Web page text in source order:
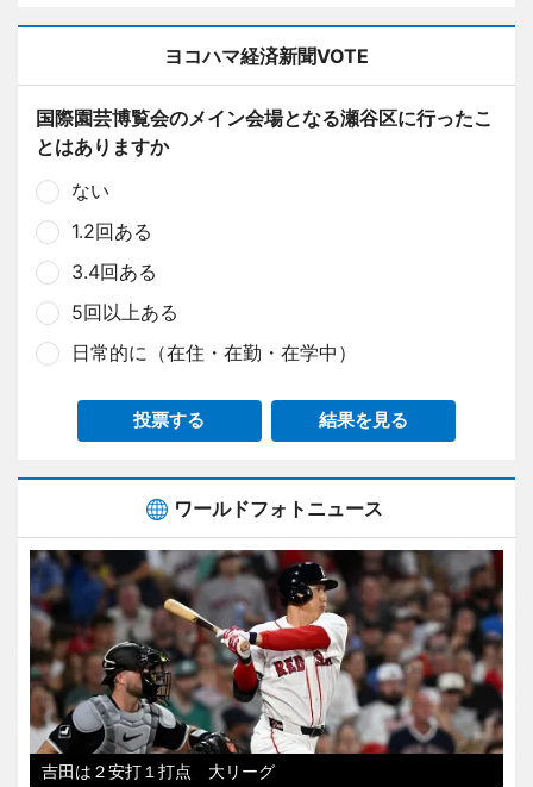
ヨコハマ経済新聞VOTE
国際園芸博覧会のメイン会場となる瀬谷区に行ったこ
とはありますか
ない
1.2回ある
3.4回ある
5回以上ある
日常的に（在住・在勤・在学中）
投票する 結果を見る
ワールドフォトニュース
吉田は２安打１打点 大リーグ